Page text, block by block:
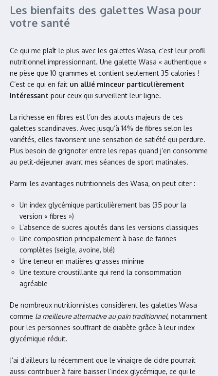
Les bienfaits des galettes Wasa pour
votre santé
Ce qui me plaît le plus avec les galettes Wasa, c’est leur profil
nutritionnel impressionnant. Une galette Wasa « authentique »
ne pèse que 10 grammes et contient seulement 35 calories !
C’est ce qui en fait un allié minceur particulièrement
intéressant pour ceux qui surveillent leur ligne.
La richesse en fibres est l’un des atouts majeurs de ces
galettes scandinaves. Avec jusqu’à 14% de fibres selon les
variétés, elles favorisent une sensation de satiété qui perdure.
Plus besoin de grignoter entre les repas quand j’en consomme
au petit-déjeuner avant mes séances de sport matinales.
Parmi les avantages nutritionnels des Wasa, on peut citer :
Un index glycémique particulièrement bas (35 pour la
version « fibres »)
L’absence de sucres ajoutés dans les versions classiques
Une composition principalement à base de farines
complètes (seigle, avoine, blé)
Une teneur en matières grasses minime
Une texture croustillante qui rend la consommation
agréable
De nombreux nutritionnistes considèrent les galettes Wasa
comme la meilleure alternative au pain traditionnel, notamment
pour les personnes souffrant de diabète grâce à leur index
glycémique réduit.
J’ai d’ailleurs lu récemment que le vinaigre de cidre pourrait
aussi contribuer à faire baisser l’index glycémique, ce qui le